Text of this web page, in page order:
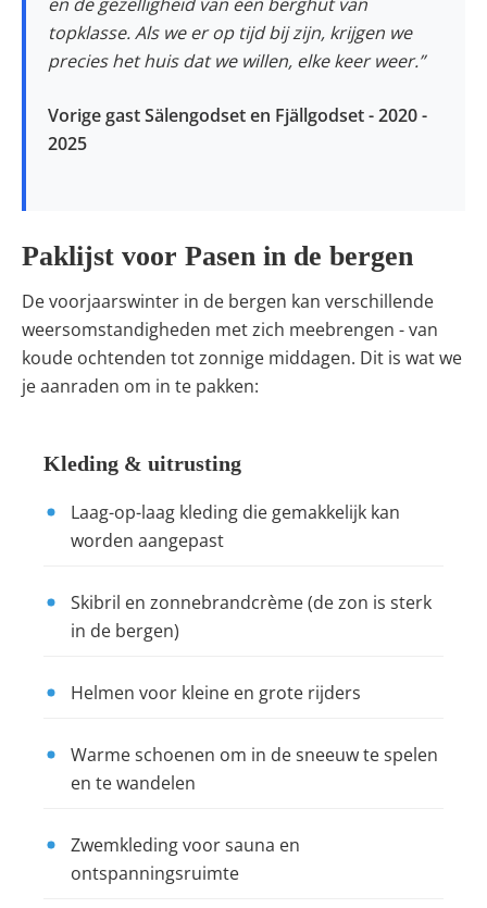
en de gezelligheid van een berghut van
topklasse. Als we er op tijd bij zijn, krijgen we
precies het huis dat we willen, elke keer weer.”
Vorige gast Sälengodset en Fjällgodset - 2020 -
2025
Paklijst voor Pasen in de bergen
De voorjaarswinter in de bergen kan verschillende
weersomstandigheden met zich meebrengen - van
koude ochtenden tot zonnige middagen. Dit is wat we
je aanraden om in te pakken:
Kleding & uitrusting
Laag-op-laag kleding die gemakkelijk kan
worden aangepast
Skibril en zonnebrandcrème (de zon is sterk
in de bergen)
Helmen voor kleine en grote rijders
Warme schoenen om in de sneeuw te spelen
en te wandelen
Zwemkleding voor sauna en
ontspanningsruimte